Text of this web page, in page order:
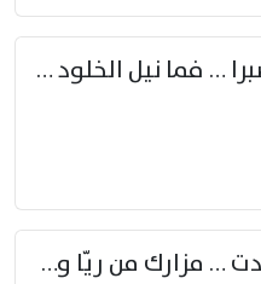
فصبرا في مجال الموت صبرا … فما نيل الخلود بمستطاع
حننت إلى ريّا ونفسك باعدت … مزارك من ريّا وشعباكما معا